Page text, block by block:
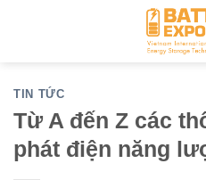
dung
TIN TỨC
Từ A đến Z các
phát điện năng